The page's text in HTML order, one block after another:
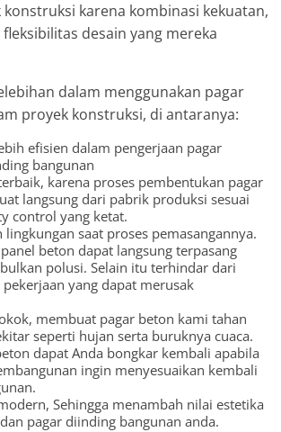
karena kombinasi kekuatan,
desain yang mereka
dalam menggunakan pagar
proyek konstruksi, di antaranya:
efisien dalam pengerjaan pagar
bangunan
karena proses pembentukan pagar
langsung dari pabrik produksi sesuai
control yang ketat.
lingkungan saat proses pemasangannya.
beton dapat langsung terpasang
polusi. Selain itu terhindar dari
yang dapat merusak
membuat pagar beton kami tahan
seperti hujan serta buruknya cuaca.
dapat Anda bongkar kembali apabila
ingin menyesuaikan kembali
Sehingga menambah nilai estetika
pagar diinding bangunan anda.